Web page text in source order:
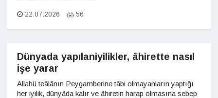
22.07.2026 56
Dünyada yapılaniyilikler, âhirette nasıl
işe yarar
Allahü teâlânın Peygamberine tâbi olmayanların yaptığı
her iyilik, dünyâda kalır ve âhiretin harap olmasına sebep